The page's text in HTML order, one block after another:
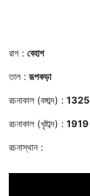
রাগ : বেহাগ
তাল :রূপকড়া
রচনাকাল (বঙ্গাব্দ) : 1325
রচনাকাল (খৃষ্টাব্দ) : 1919
রচনাস্থান :